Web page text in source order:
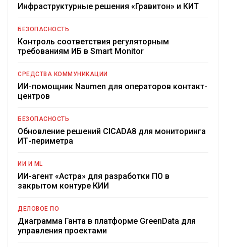
Инфраструктурные решения «Гравитон» и КИТ
БЕЗОПАСНОСТЬ
Контроль соответствия регуляторным
требованиям ИБ в Smart Monitor
СРЕДСТВА КОММУНИКАЦИИ
ИИ-помощник Naumen для операторов контакт-
центров
БЕЗОПАСНОСТЬ
Обновление решений CICADA8 для мониторинга
ИТ-периметра
ИИ И ML
ИИ-агент «Астра» для разработки ПО в
закрытом контуре КИИ
ДЕЛОВОЕ ПО
Диаграмма Ганта в платформе GreenData для
управления проектами